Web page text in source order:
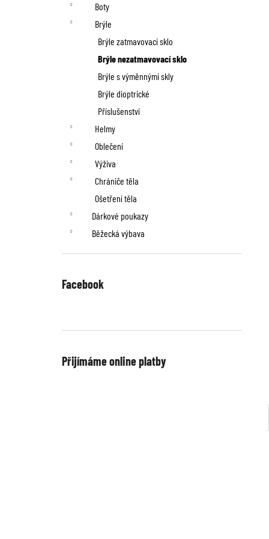
Boty
Brýle
Brýle zatmavovací sklo
Brýle nezatmavovací sklo
Brýle s výměnnými skly
Brýle dioptrické
Příslušenství
Helmy
Oblečení
Výživa
Chrániče těla
Ošetření těla
Dárkové poukazy
Běžecká výbava
Facebook
Přijímáme online platby